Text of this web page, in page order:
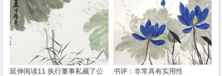
延伸阅读11 执行董事私藏了公
书评：非常具有实用性